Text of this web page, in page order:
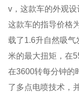
v，这款车的外观设
这款车的指导价格
载了1.6升自然吸
米的最大扭矩，在
在3600转每分钟的
了多点电喷技术，